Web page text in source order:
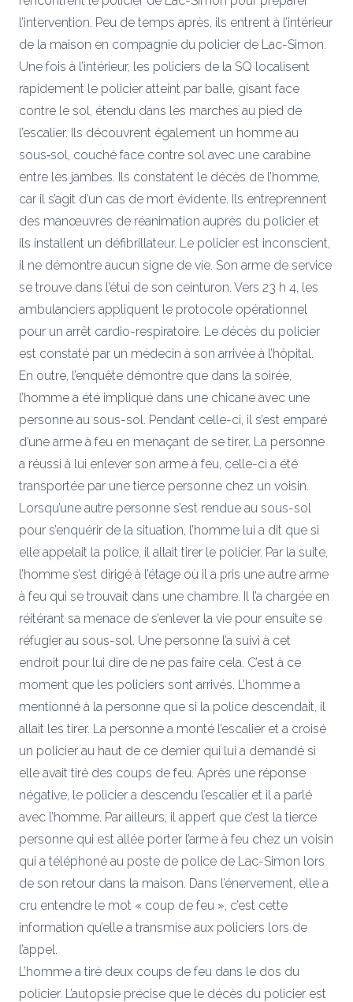
l’intervention. Peu de temps après, ils entrent à l’intérieur
de la maison en compagnie du policier de Lac-Simon.
Une fois à l’intérieur, les policiers de la SQ localisent
rapidement le policier atteint par balle, gisant face
contre le sol, étendu dans les marches au pied de
l’escalier. Ils découvrent également un homme au
sous‑sol, couché face contre sol avec une carabine
entre les jambes. Ils constatent le décès de l’homme,
car il s’agit d’un cas de mort évidente. Ils entreprennent
des manœuvres de réanimation auprès du policier et
ils installent un défibrillateur. Le policier est inconscient,
il ne démontre aucun signe de vie. Son arme de service
se trouve dans l’étui de son ceinturon. Vers 23 h 4, les
ambulanciers appliquent le protocole opérationnel
pour un arrêt cardio-respiratoire. Le décès du policier
est constaté par un médecin à son arrivée à l’hôpital.
En outre, l’enquête démontre que dans la soirée,
l’homme a été impliqué dans une chicane avec une
personne au sous-sol. Pendant celle-ci, il s’est emparé
d’une arme à feu en menaçant de se tirer. La personne
a réussi à lui enlever son arme à feu, celle-ci a été
transportée par une tierce personne chez un voisin.
Lorsqu’une autre personne s’est rendue au sous-sol
pour s’enquérir de la situation, l’homme lui a dit que si
elle appelait la police, il allait tirer le policier. Par la suite,
l’homme s’est dirigé à l’étage où il a pris une autre arme
à feu qui se trouvait dans une chambre. Il l’a chargée en
réitérant sa menace de s’enlever la vie pour ensuite se
réfugier au sous-sol. Une personne l’a suivi à cet
endroit pour lui dire de ne pas faire cela. C’est à ce
moment que les policiers sont arrivés. L’homme a
mentionné à la personne que si la police descendait, il
allait les tirer. La personne a monté l’escalier et a croisé
un policier au haut de ce dernier qui lui a demandé si
elle avait tiré des coups de feu. Après une réponse
négative, le policier a descendu l’escalier et il a parlé
avec l’homme. Par ailleurs, il appert que c’est la tierce
personne qui est allée porter l’arme à feu chez un voisin
qui a téléphoné au poste de police de Lac-Simon lors
de son retour dans la maison. Dans l’énervement, elle a
cru entendre le mot « coup de feu », c’est cette
information qu’elle a transmise aux policiers lors de
l’appel.
L’homme a tiré deux coups de feu dans le dos du
policier. L’autopsie précise que le décès du policier est